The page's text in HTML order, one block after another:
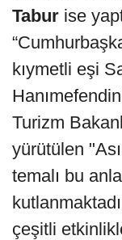
Tabur ise
kıymetli eşi
Turizm
yürütülen
temalı bu
çeşitli